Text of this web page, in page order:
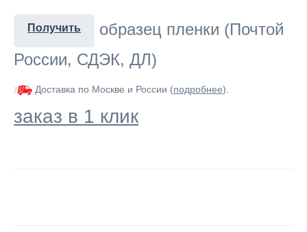
Получить
образец пленки (Почтой
России, СДЭК, ДЛ)
Доставка по Москве и России (подробнее).
заказ в 1 клик